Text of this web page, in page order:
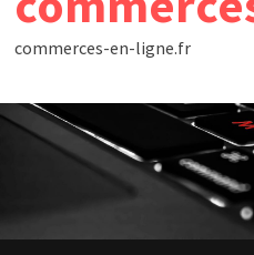
commerces-en-ligne.fr